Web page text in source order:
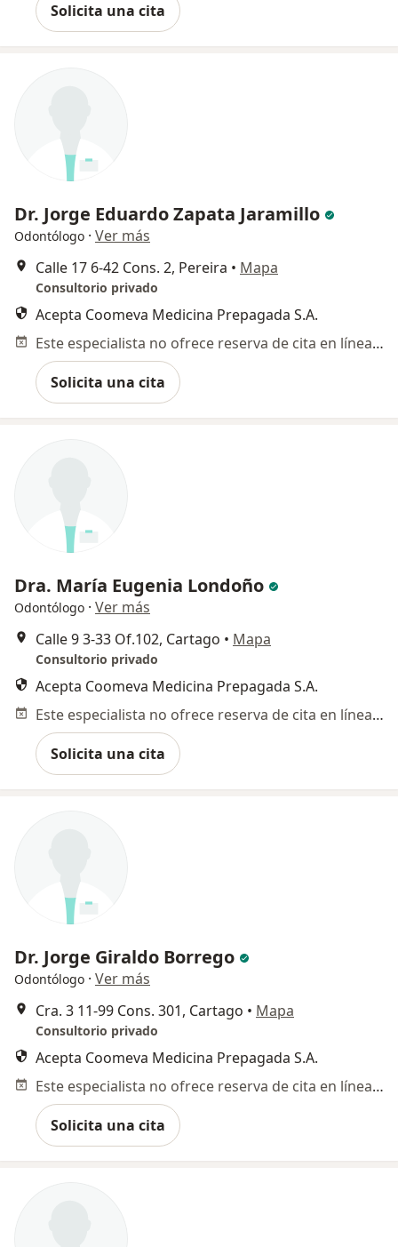
Solicita una cita
Dr. Jorge Eduardo Zapata Jaramillo
Odontólogo · Ver más
Calle 17 6-42 Cons. 2, Pereira • Mapa
Consultorio privado
Acepta Coomeva Medicina Prepagada S.A.
Este especialista no ofrece reserva de cita en línea en esta dirección.
Solicita una cita
Dra. María Eugenia Londoño
Odontólogo · Ver más
Calle 9 3-33 Of.102, Cartago • Mapa
Consultorio privado
Acepta Coomeva Medicina Prepagada S.A.
Este especialista no ofrece reserva de cita en línea en esta dirección.
Solicita una cita
Dr. Jorge Giraldo Borrego
Odontólogo · Ver más
Cra. 3 11-99 Cons. 301, Cartago • Mapa
Consultorio privado
Acepta Coomeva Medicina Prepagada S.A.
Este especialista no ofrece reserva de cita en línea en esta dirección.
Solicita una cita